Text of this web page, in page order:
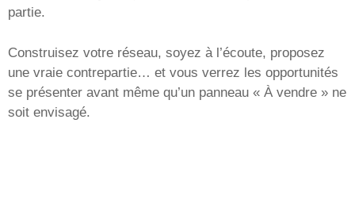
partie.
Construisez votre réseau, soyez à l’écoute, proposez
une vraie contrepartie… et vous verrez les opportunités
se présenter avant même qu’un panneau « À vendre » ne
soit envisagé.